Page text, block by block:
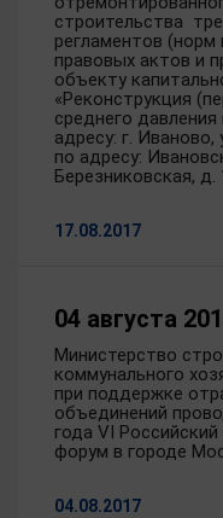
строительства
регламентов
правовых актов и
объекту
«Реконструкция
среднего
адресу: г. Иваново,
по адресу:
Березниковская, д.
17.08.2017
04 августа
Министерство
коммунального
при поддержке
объединений
года VI
форум в городе
04.08.2017